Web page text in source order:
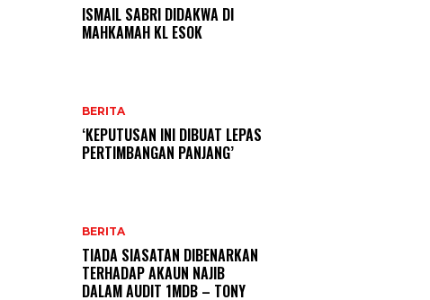
ISMAIL SABRI DIDAKWA DI
MAHKAMAH KL ESOK
BERITA
‘KEPUTUSAN INI DIBUAT LEPAS
PERTIMBANGAN PANJANG’
BERITA
TIADA SIASATAN DIBENARKAN
TERHADAP AKAUN NAJIB
DALAM AUDIT 1MDB – TONY